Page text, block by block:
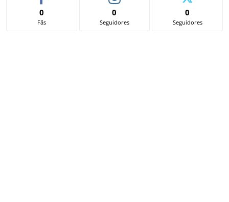
0
Fãs
0
Seguidores
0
Seguidores